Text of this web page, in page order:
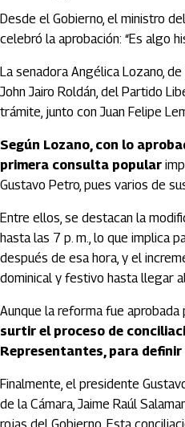
Desde el Gobierno, el ministro
celebró la aprobación: “Es algo
La senadora Angélica Lozano,
John Jairo Roldán, del Partido
trámite, junto con Juan Felipe
Según Lozano, con lo
primera consulta popular
Gustavo Petro, pues varios de
Entre ellos, se destacan la
hasta las 7 p. m., lo que implica
después de esa hora, y el
dominical y festivo hasta llegar
Aunque la reforma fue aprobada
surtir el proceso de
Representantes, para
Finalmente, el presidente
de la Cámara, Jaime Raúl